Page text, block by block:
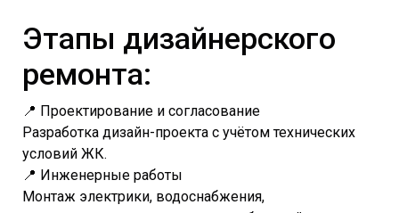
Этапы дизайнерского
ремонта:
📍 Проектирование и согласование
Разработка дизайн-проекта с учётом технических
условий ЖК.
📍 Инженерные работы
Монтаж электрики, водоснабжения,